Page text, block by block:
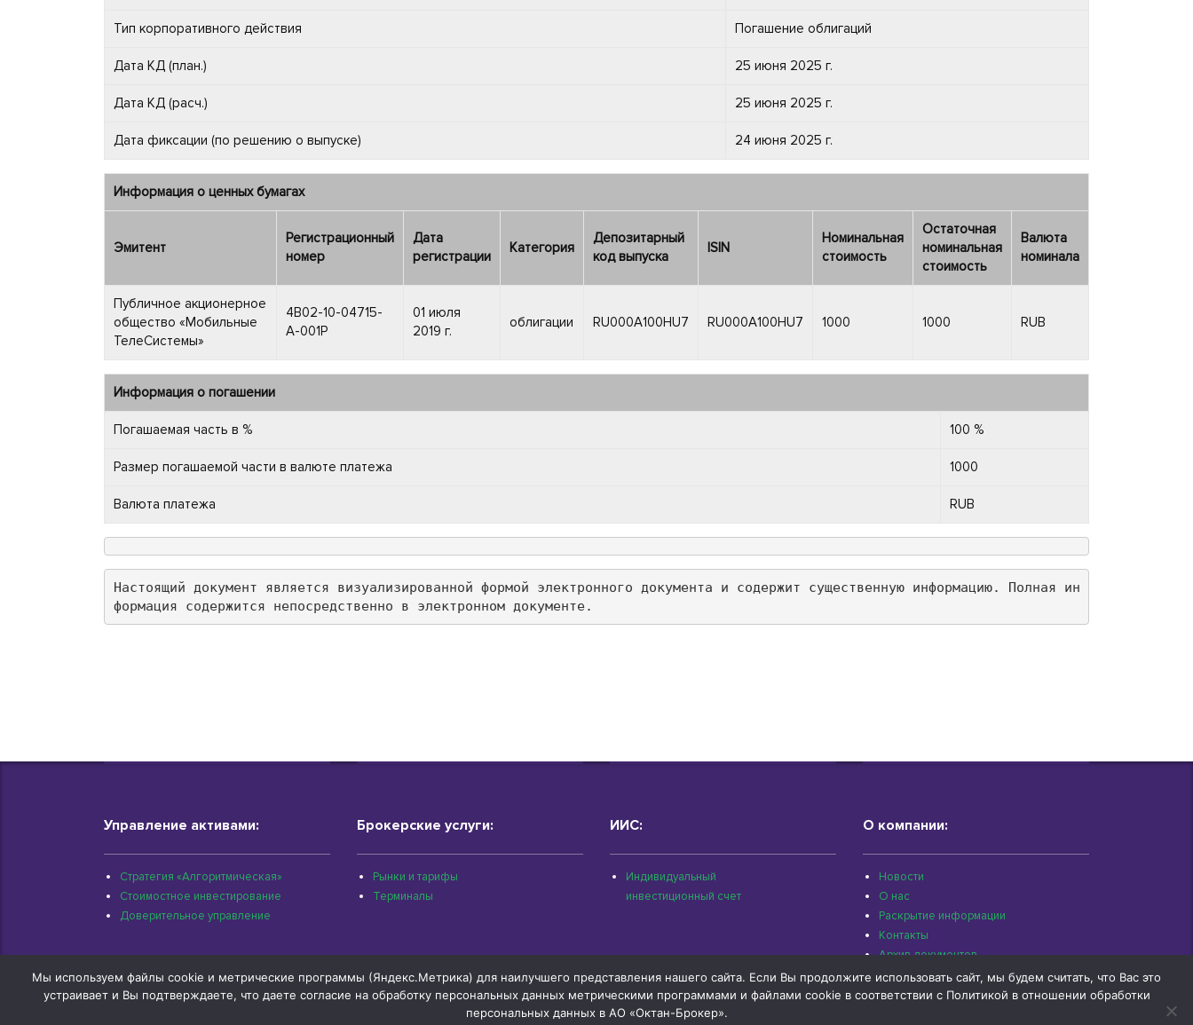
Тип корпоративного действия Погашение облигаций
Дата КД (план.) 25 июня 2025 г.
Дата КД (расч.) 25 июня 2025 г.
Дата фиксации (по решению о выпуске) 24 июня 2025 г.
Информация о ценных бумагах
Эмитент
Регистрационный
номер
Дата
регистрации
Категория
Депозитарный
код выпуска
ISIN
Номинальная
стоимость
Остаточная
номинальная
стоимость
Валюта
номинала
Публичное акционерное
общество «Мобильные
ТелеСистемы»
4B02-10-04715-
A-001P
01 июля
2019 г.
облигации RU000A100HU7 RU000A100HU7 1000 1000 RUB
Информация о погашении
Погашаемая часть в % 100 %
Размер погашаемой части в валюте платежа 1000
Валюта платежа RUB
Настоящий документ является визуализированной формой электронного документа и содержит существенную информацию. Полная ин
формация содержится непосредственно в электронном документе.
Управление активами:
Стратегия «Алгоритмическая»
Стоимостное инвестирование
Доверительное управление
Брокерские услуги:
Рынки и тарифы
Терминалы
ИИС:
Индивидуальный
инвестиционный счет
О компании:
Новости
О нас
Раскрытие информации
Контакты
Архив документов
Мы используем файлы cookie и метрические программы (Яндекс.Метрика) для наилучшего представления нашего сайта. Если Вы продолжите использовать сайт, мы будем считать, что Вас это
устраивает и Вы подтверждаете, что даете согласие на обработку персональных данных метрическими программами и файлами cookie в соответствии с Политикой в отношении обработки
персональных данных в АО «Октан-Брокер».